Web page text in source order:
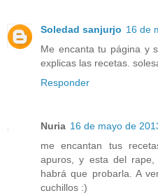
Soledad sanjurjo 16 de
Me encanta tu página y
explicas las recetas.
Responder
Nuria 16 de mayo de
me encantan tus
apuros, y esta del
habrá que probarla. A
cuchillos :)